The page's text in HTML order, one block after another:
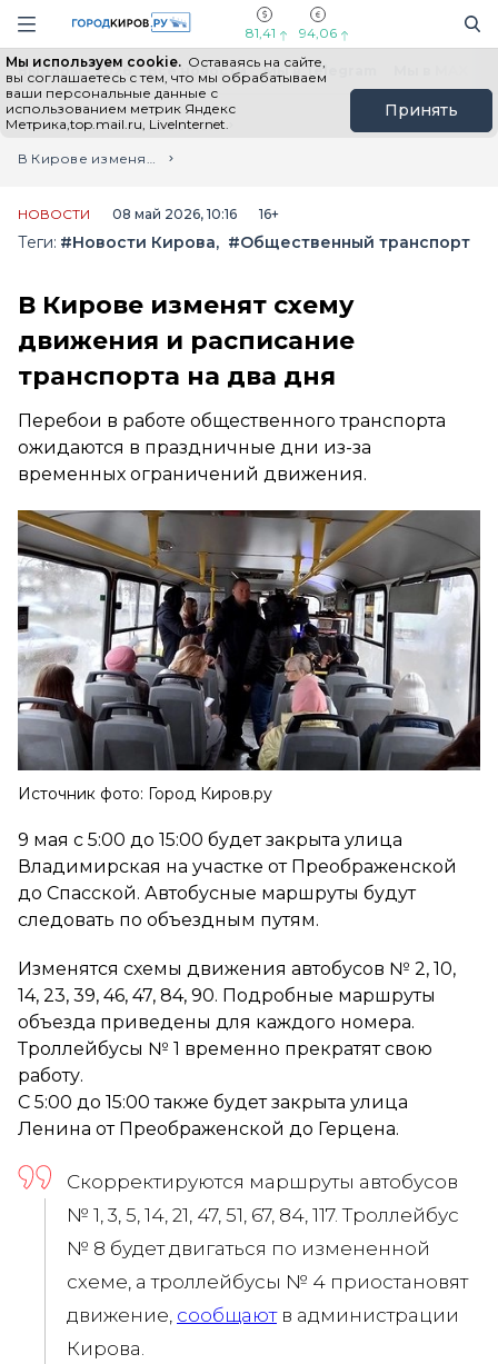
Навигация сайта
81,41 94,06
Мы используем cookie. Оставаясь на сайте,
вы соглашаетесь с тем, что мы обрабатываем
ваши персональные данные с
использованием метрик Яндекс
Метрика,top.mail.ru, LiveInternet.
Принять
Выборы - 2026 Все новости Мы в Telegram
Главная
Лента новостей
В Кирове изменят схему движения и расписание транспорта на два дня
НОВОСТИ 08 май 2026, 10:16 16+
Теги: #Новости Кирова #Общественный транспорт
В Кирове изменят схему
движения и расписание
транспорта на два дня
Перебои в работе общественного транспорта
ожидаются в праздничные дни из-за
временных ограничений движения.
Источник фото: Город Киров.ру
9 мая с 5:00 до 15:00 будет закрыта улица
Владимирская на участке от Преображенской
до Спасской. Автобусные маршруты будут
следовать по объездным путям.
Изменятся схемы движения автобусов № 2, 10,
14, 23, 39, 46, 47, 84, 90. Подробные маршруты
объезда приведены для каждого номера.
Троллейбусы № 1 временно прекратят свою
работу.
С 5:00 до 15:00 также будет закрыта улица
Ленина от Преображенской до Герцена.
Скорректируются маршруты автобусов
№ 1, 3, 5, 14, 21, 47, 51, 67, 84, 117. Троллейбус
№ 8 будет двигаться по измененной
схеме, а троллейбусы № 4 приостановят
движение, сообщаютв администрации
Кирова.